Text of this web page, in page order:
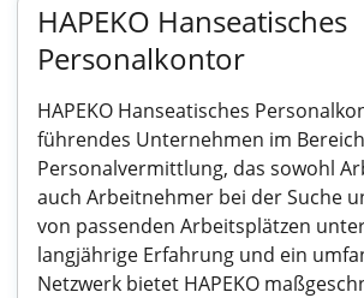
HAPEKO Hanseatisches
Personalkontor
HAPEKO Hanseatisches
führendes Unternehmen im Bereich
Personalvermittlung, das sowohl
auch Arbeitnehmer bei der Suche
von passenden Arbeitsplätzen
langjährige Erfahrung und ein
Netzwerk bietet HAPEKO